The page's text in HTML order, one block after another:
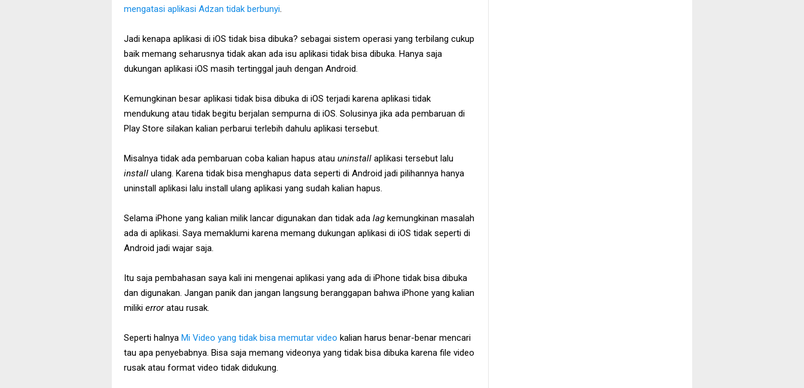
mengatasi aplikasi Adzan tidak berbunyi.
Jadi kenapa aplikasi di iOS tidak bisa dibuka? sebagai sistem operasi yang terbilang cukup
baik memang seharusnya tidak akan ada isu aplikasi tidak bisa dibuka. Hanya saja
dukungan aplikasi iOS masih tertinggal jauh dengan Android.
Kemungkinan besar aplikasi tidak bisa dibuka di iOS terjadi karena aplikasi tidak
mendukung atau tidak begitu berjalan sempurna di iOS. Solusinya jika ada pembaruan di
Play Store silakan kalian perbarui terlebih dahulu aplikasi tersebut.
Misalnya tidak ada pembaruan coba kalian hapus atau uninstall aplikasi tersebut lalu
install ulang. Karena tidak bisa menghapus data seperti di Android jadi pilihannya hanya
uninstall aplikasi lalu install ulang aplikasi yang sudah kalian hapus.
Selama iPhone yang kalian milik lancar digunakan dan tidak ada lag kemungkinan masalah
ada di aplikasi. Saya memaklumi karena memang dukungan aplikasi di iOS tidak seperti di
Android jadi wajar saja.
Itu saja pembahasan saya kali ini mengenai aplikasi yang ada di iPhone tidak bisa dibuka
dan digunakan. Jangan panik dan jangan langsung beranggapan bahwa iPhone yang kalian
miliki erroratau rusak.
Seperti halnya Mi Video yang tidak bisa memutar video kalian harus benar-benar mencari
tau apa penyebabnya. Bisa saja memang videonya yang tidak bisa dibuka karena file video
rusak atau format video tidak didukung.